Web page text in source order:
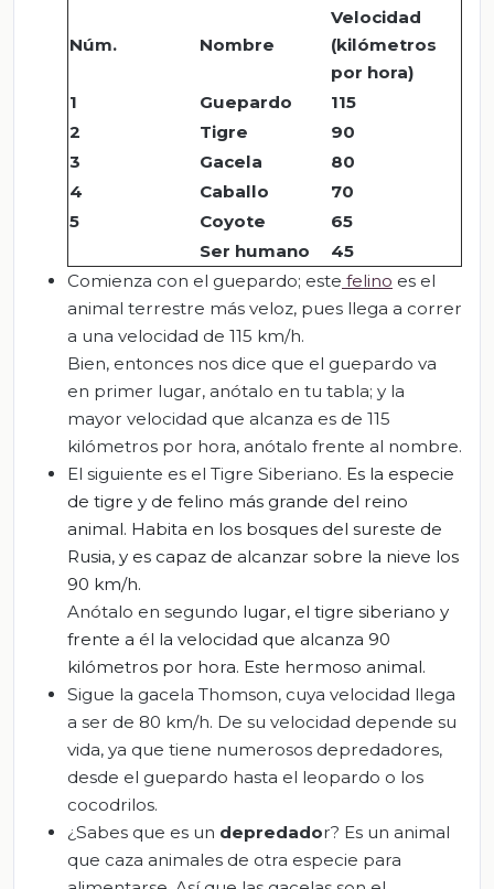
Núm. Nombre
Velocidad
(kilómetros
por hora)
1
Guepardo
115
2
Tigre
90
3
Gacela
80
4
Caballo
70
5
Coyote
65
Ser humano
45
Comienza con el guepardo; este felino es el
animal terrestre más veloz, pues llega a correr
a una velocidad de 115 km/h.
Bien, entonces nos dice que el guepardo va
en primer lugar, anótalo en tu tabla; y la
mayor velocidad que alcanza es de 115
kilómetros por hora, anótalo frente al nombre.
El siguiente es el Tigre Siberiano. Es la especie
de tigre y de felino más grande del reino
animal. Habita en los bosques del sureste de
Rusia, y es capaz de alcanzar sobre la nieve los
90 km/h.
Anótalo en segundo lugar, el tigre siberiano y
frente a él la velocidad que alcanza 90
kilómetros por hora. Este hermoso animal.
Sigue la gacela Thomson, cuya velocidad llega
a ser de 80 km/h. De su velocidad depende su
vida, ya que tiene numerosos depredadores,
desde el guepardo hasta el leopardo o los
cocodrilos.
¿Sabes que es un depredador? Es un animal
que caza animales de otra especie para